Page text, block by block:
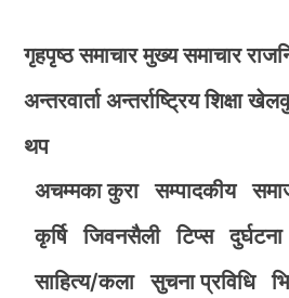
गृहपृष्ठ समाचार मुख्य समाचार
अन्तरवार्ता अन्तर्राष्ट्रिय शिक्षा
थप
अचम्मका कुरा
सम्पादकीय
कृर्षि
जिवनसैली टिप्स दुर्घटना
साहित्य/कला
सुचना प्रविधि